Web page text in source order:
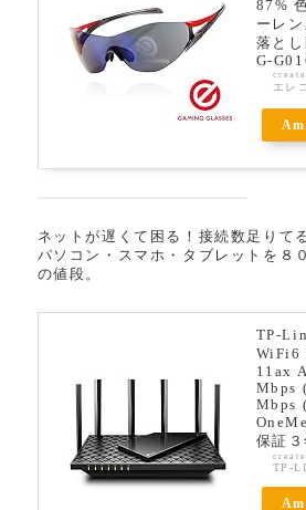
87%
ーレ
落と
G-
エレ
ネットが遅くて困る！接続数足りて
パソコン・スマホ・タブレットを８
の値段。
TP-
WiFi6
11ax
Mbps
Mbps
保証
TP-